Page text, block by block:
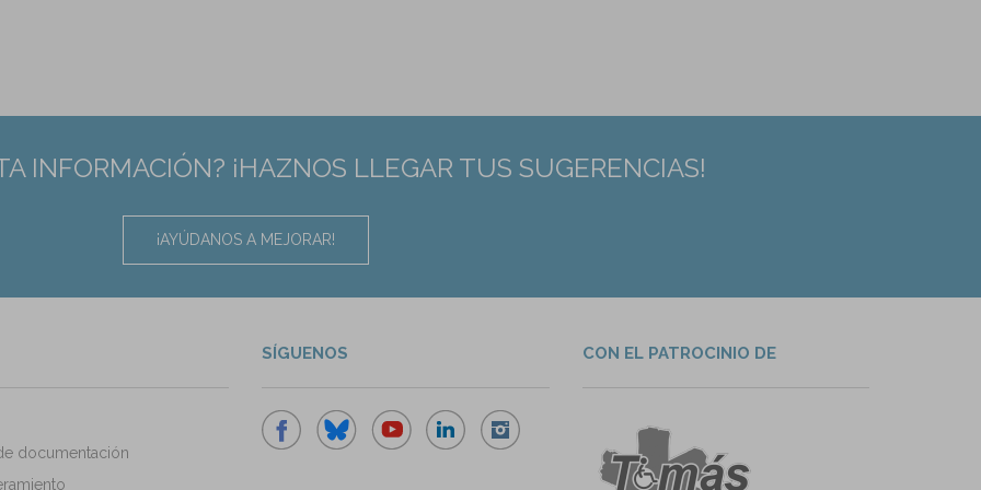
INFORMACIÓN? ¡HAZNOS LLEGAR TUS SUGERENCIAS!
¡AYÚDANOS A MEJORAR!
documentación
SÍGUENOS CON EL PATROCINIO DE